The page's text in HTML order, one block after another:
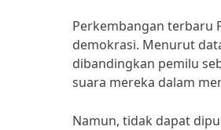
Perkembangan terbaru
demokrasi. Menurut
dibandingkan pemilu
suara mereka dalam
Namun, tidak dapat